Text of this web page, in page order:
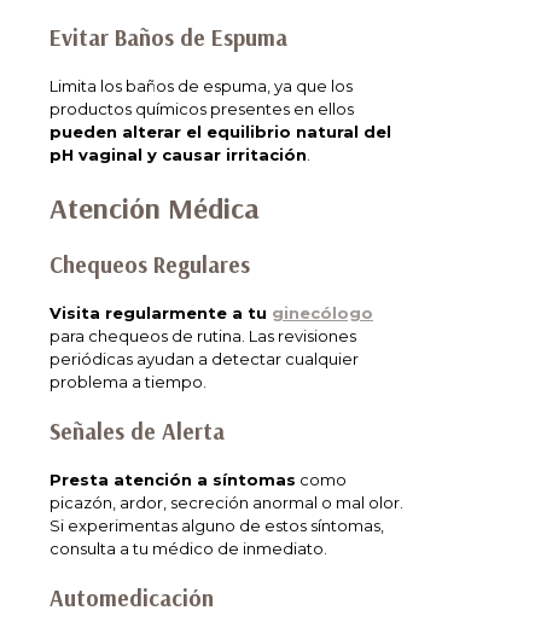
Evitar Baños de Espuma
Limita los baños de espuma, ya que los
productos químicos presentes en ellos
pueden alterar el equilibrio natural del
pH vaginal y causar irritación
Atención Médica
Chequeos Regulares
Visita regularmente a tu ginecólogo
para chequeos de rutina. Las revisiones
periódicas ayudan a detectar cualquier
problema a tiempo.
Señales de Alerta
Presta atención a síntomas como
picazón, ardor, secreción anormal o mal olor.
Si experimentas alguno de estos síntomas,
consulta a tu médico de inmediato.
Automedicación